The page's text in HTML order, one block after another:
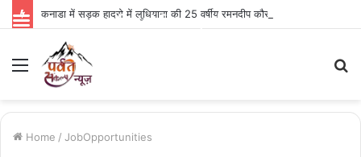
Menu
Home / JobOpportunities
Parvat Sankalp News